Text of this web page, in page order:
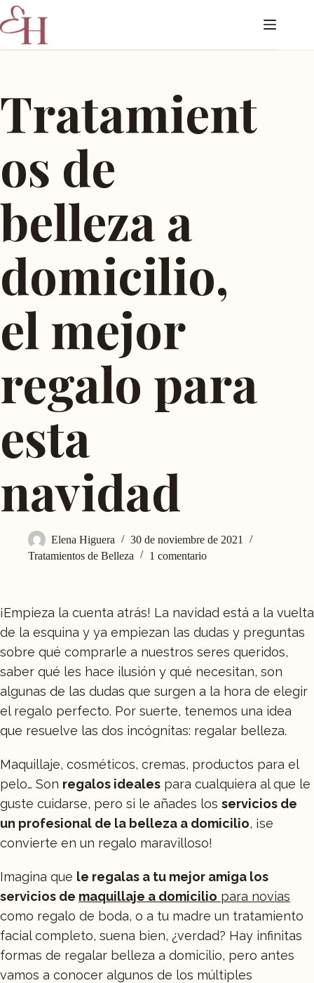
Tratamient
os de
belleza a
domicilio,
el mejor
regalo para
esta
navidad
Elena Higuera
30 de noviembre de 2021
Tratamientos de Belleza
1 comentario
¡Empieza la cuenta atrás! La navidad está a la vuelta
de la esquina y ya empiezan las dudas y preguntas
sobre qué comprarle a nuestros seres queridos,
saber qué les hace ilusión y qué necesitan, son
algunas de las dudas que surgen a la hora de elegir
el regalo perfecto. Por suerte, tenemos una idea
que resuelve las dos incógnitas: regalar belleza.
Maquillaje, cosméticos, cremas, productos para el
pelo… Son regalos ideales para cualquiera al que le
guste cuidarse, pero si le añades los servicios de
un profesional de la belleza a domicilio, ¡se
convierte en un regalo maravilloso!
Imagina que le regalas a tu mejor amiga los
servicios de maquillaje a domicilio para novias
como regalo de boda, o a tu madre un tratamiento
facial completo, suena bien, ¿verdad? Hay infinitas
formas de regalar belleza a domicilio, pero antes
vamos a conocer algunos de los múltiples